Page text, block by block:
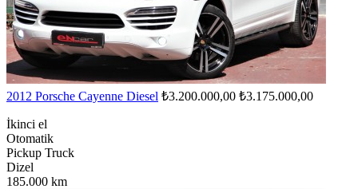
2012 Porsche Cayenne Diesel ₺3.200.000,00 ₺3.175.000,00
İkinci el
Otomatik
Pickup Truck
Dizel
185.000 km